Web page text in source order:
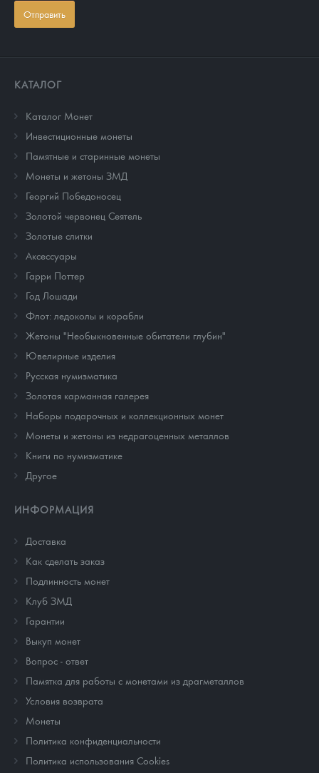
Отправить
КАТАЛОГ
Каталог Монет
Инвестиционные монеты
Памятные и старинные монеты
Монеты и жетоны ЗМД
Георгий Победоносец
Золотой червонец Сеятель
Золотые слитки
Аксессуары
Гарри Поттер
Год Лошади
Флот: ледоколы и корабли
Жетоны "Необыкновенные обитатели глубин"
Ювелирные изделия
Русская нумизматика
Золотая карманная галерея
Наборы подарочных и коллекционных монет
Монеты и жетоны из недрагоценных металлов
Книги по нумизматике
Другое
ИНФОРМАЦИЯ
Доставка
Как сделать заказ
Подлинность монет
Клуб ЗМД
Гарантии
Выкуп монет
Вопрос - ответ
Памятка для работы с монетами из драгметаллов
Условия возврата
Монеты
Политика конфиденциальности
Политика использования Cookies